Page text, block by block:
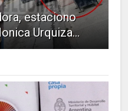
estaciono
Urquiza...